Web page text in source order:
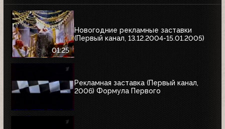
01:25
Новогодние рекламные заставки
(Первый канал, 13.12.2004-15.01.2005)
Рекламная заставка (Первый канал,
2006) Формула Первого